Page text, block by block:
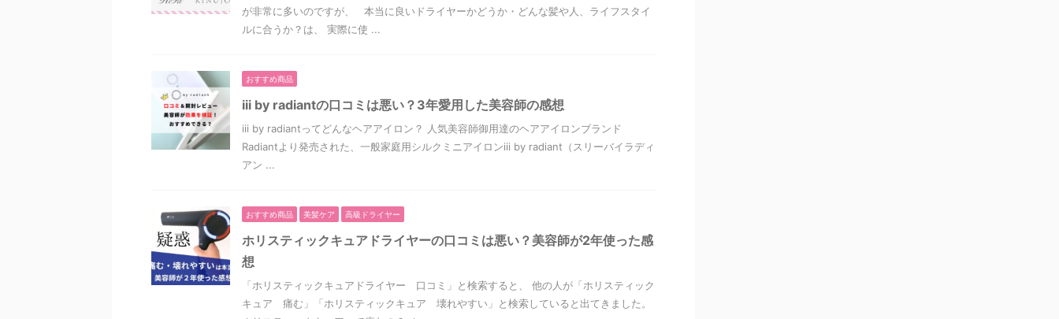
が非常に多いのですが、 本当に良いドライヤーかどうか・どんな髪や人、ライフスタイ
ルに合うか？は、 実際に使 ...
おすすめ商品
iii by radiantの口コミは悪い？3年愛用した美容師の感想
iii by radiantってどんなヘアアイロン？ 人気美容師御用達のヘアアイロンブランド
Radiantより発売された、一般家庭用シルクミニアイロンiii by radiant（スリーバイラディ
アン ...
おすすめ商品 美髪ケア 高級ドライヤー
ホリスティックキュアドライヤーの口コミは悪い？美容師が2年使った感
想
「ホリスティックキュアドライヤー 口コミ」と検索すると、 他の人が「ホリスティック
キュア 痛む」「ホリスティックキュア 壊れやすい」と検索していると出てきました。